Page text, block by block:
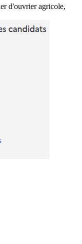
d'ouvrier agricole,